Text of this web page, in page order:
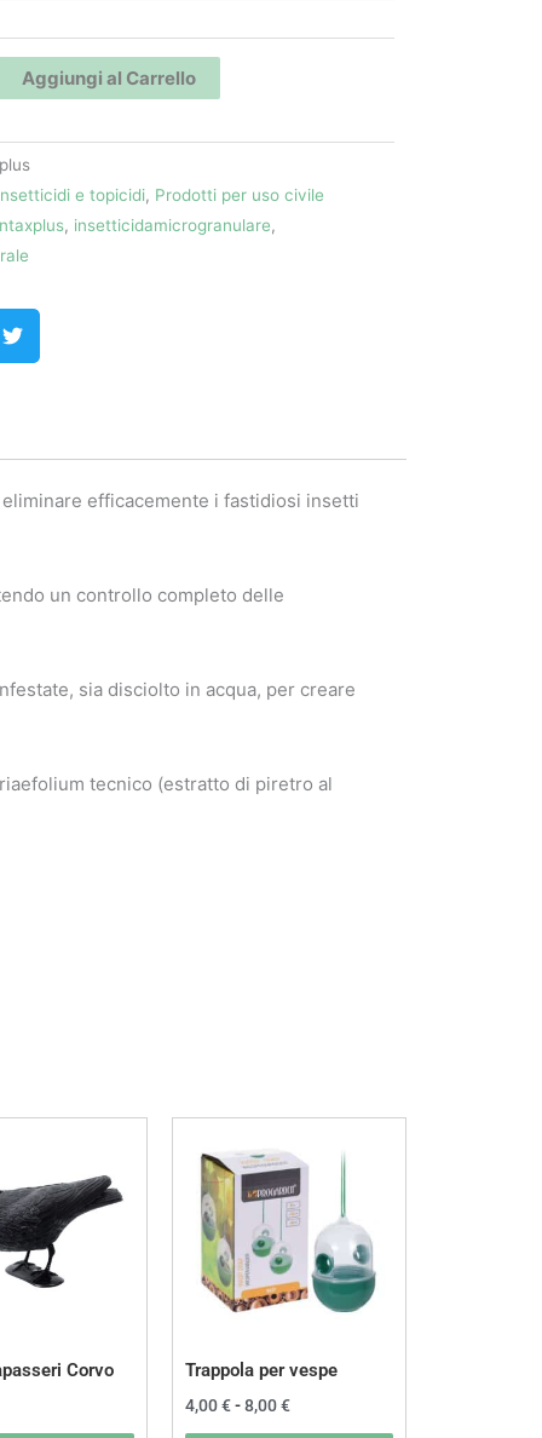
Aggiungi al Carrello
e topicidi, Prodotti per uso civile
, insetticidamicrogranulare,
efficacemente i fastidiosi insetti
un controllo completo delle
sia disciolto in acqua, per creare
tecnico (estratto di piretro al
Corvo Trappola per vespe
4,00€ - 8,00€
prezzo:
da
4,00 €
a
8,00 €
scelte